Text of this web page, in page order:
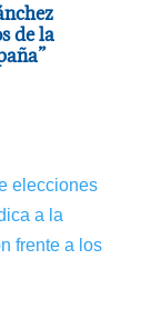
de la